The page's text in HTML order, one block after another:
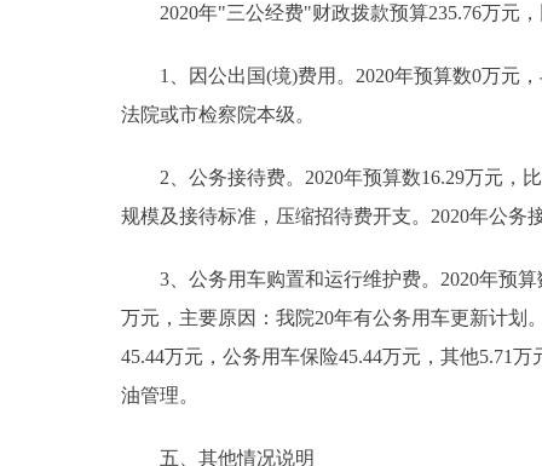
2020年"三公经费"财政拨款预算235.76万元，
1、因公出国(境)费用。2020年预算数0万元，
法院或市检察院本级。
2、公务接待费。2020年预算数16.29万元，比
规模及接待标准，压缩招待费开支。2020年公
3、公务用车购置和运行维护费。2020年预算
万元，主要原因：我院20年有公务用车更新计划
45.44万元，公务用车保险45.44万元，其他5.71
油管理。
五、其他情况说明